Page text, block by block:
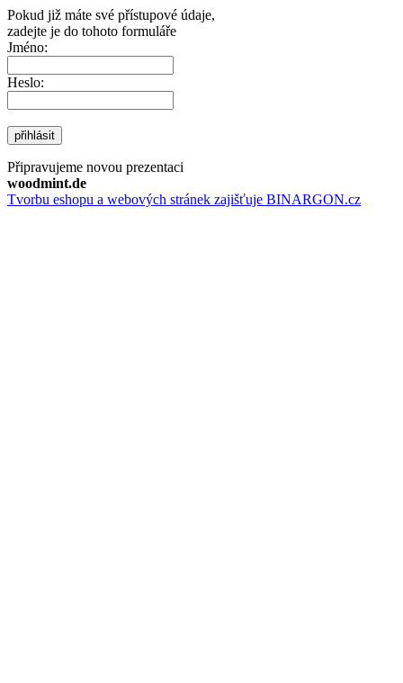
Pokud již máte své přístupové údaje,
zadejte je do tohoto formuláře
Jméno:
Heslo:
přihlásit
Připravujeme novou prezentaci
woodmint.de
Tvorbu eshopu a webových stránek zajišťuje BINARGON.cz